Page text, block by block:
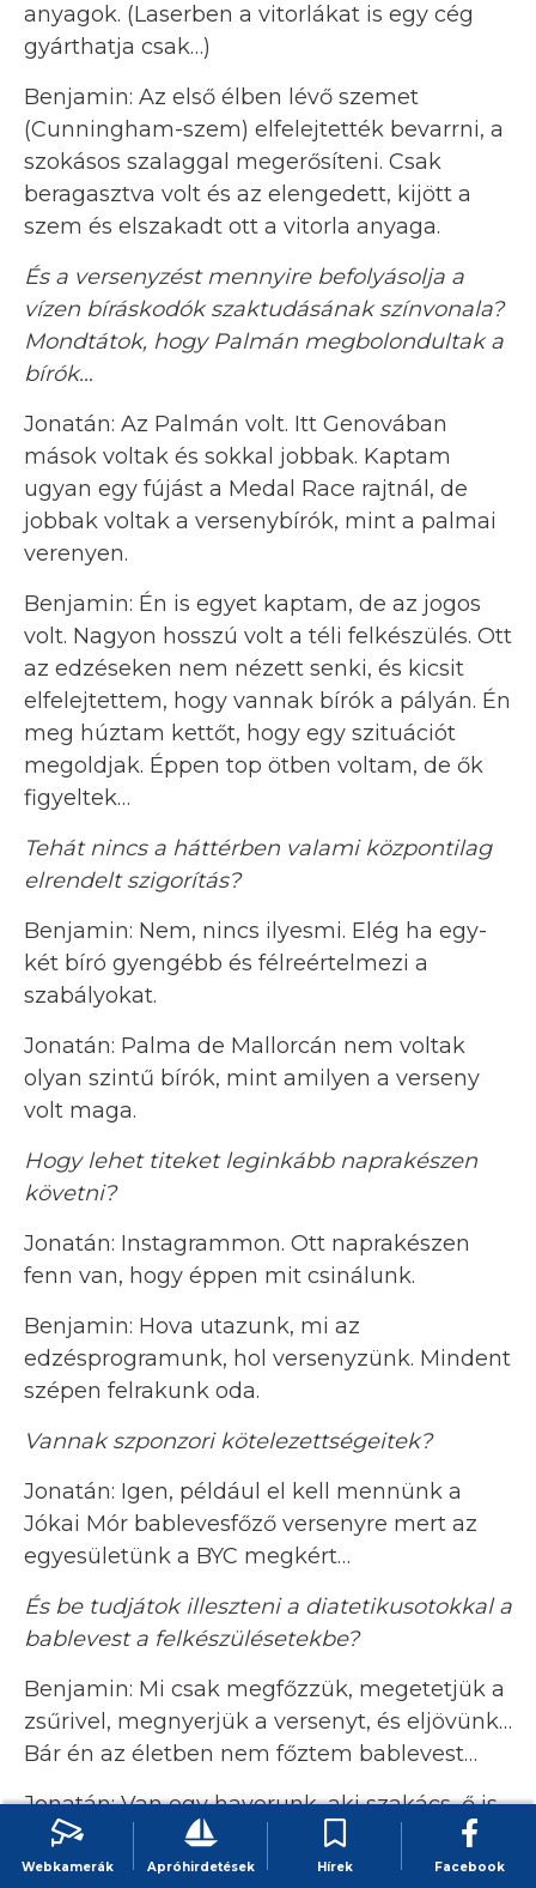
anyagok. (Laserben a vitorlákat is egy cég
gyárthatja csak…)
Benjamin: Az első élben lévő szemet
(Cunningham-szem) elfelejtették bevarrni, a
szokásos szalaggal megerősíteni. Csak
beragasztva volt és az elengedett, kijött a
szem és elszakadt ott a vitorla anyaga.
És a versenyzést mennyire befolyásolja a
vízen bíráskodók szaktudásának színvonala?
Mondtátok, hogy Palmán megbolondultak a
bírók…
Jonatán: Az Palmán volt. Itt Genovában
mások voltak és sokkal jobbak. Kaptam
ugyan egy fújást a Medal Race rajtnál, de
jobbak voltak a versenybírók, mint a palmai
verenyen.
Benjamin: Én is egyet kaptam, de az jogos
volt. Nagyon hosszú volt a téli felkészülés. Ott
az edzéseken nem nézett senki, és kicsit
elfelejtettem, hogy vannak bírók a pályán. Én
meg húztam kettőt, hogy egy szituációt
megoldjak. Éppen top ötben voltam, de ők
figyeltek…
Tehát nincs a háttérben valami központilag
elrendelt szigorítás?
Benjamin: Nem, nincs ilyesmi. Elég ha egy-
két bíró gyengébb és félreértelmezi a
szabályokat.
Jonatán: Palma de Mallorcán nem voltak
olyan szintű bírók, mint amilyen a verseny
volt maga.
Hogy lehet titeket leginkább naprakészen
követni?
Jonatán: Instagrammon. Ott naprakészen
fenn van, hogy éppen mit csinálunk.
Benjamin: Hova utazunk, mi az
edzésprogramunk, hol versenyzünk. Mindent
szépen felrakunk oda.
Vannak szponzori kötelezettségeitek?
Jonatán: Igen, például el kell mennünk a
Jókai Mór bablevesfőző versenyre mert az
egyesületünk a BYC megkért…
És be tudjátok illeszteni a diatetikusotokkal a
bablevest a felkészülésetekbe?
Benjamin: Mi csak megfőzzük, megetetjük a
zsűrivel, megnyerjük a versenyt, és eljövünk…
Bár én az életben nem főztem bablevest…
Jonatán: Van egy haverunk, aki szakács, ő is
jön velünk! Segít, összeállítja dolgokat, mi
meg csak keverjük.
Webkamerák Apróhirdetések Hírek Facebook